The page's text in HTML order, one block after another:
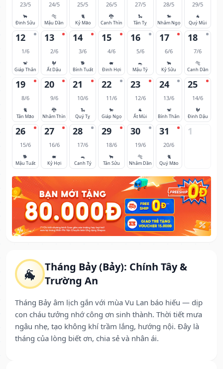
🐐
Tháng Bảy (Bảy): Chính Tây &
Trường An
Tháng Bảy âm lịch gắn với mùa Vu Lan báo hiếu — dịp
con cháu tưởng nhớ công ơn sinh thành. Thời tiết mưa
ngâu nhẹ, tạo không khí trầm lắng, hướng nội. Đây là
tháng của lòng biết ơn, chia sẻ và nhân ái.
23/5
🐂
Đinh Sửu
24/5
🐅
Mậu Dần
25/5
🐈
Kỷ Mão
26/5
🐉
Canh Thìn
27/5
🐍
Tân Tỵ
28/5
🐎
Nhâm Ngọ
29/5
🐐
Quý Mùi
12
1/6
🐒
Giáp Thân
13
2/6
🐓
Ất Dậu
14
3/6
🐕
Bính Tuất
15
4/6
🐖
Đinh Hợi
16
5/6
🐀
Mậu Tý
17
6/6
🐂
Kỷ Sửu
18
7/6
🐅
Canh Dần
19
8/6
🐈
Tân Mão
20
9/6
🐉
Nhâm Thìn
21
10/6
🐍
Quý Tỵ
22
11/6
🐎
Giáp Ngọ
23
12/6
🐐
Ất Mùi
24
13/6
🐒
Bính Thân
25
14/6
🐓
Đinh Dậu
26
15/6
🐕
Mậu Tuất
27
16/6
🐖
Kỷ Hợi
28
17/6
🐀
Canh Tý
29
18/6
🐂
Tân Sửu
30
19/6
🐅
Nhâm Dần
31
20/6
🐈
Quý Mão
1